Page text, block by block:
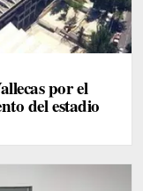
por el
del estadio